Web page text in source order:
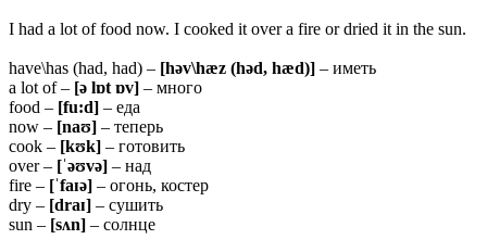
I had a lot of food now. I cooked it over a fire or dried it in the sun.
have\has (had, had) – [həv\hæz (həd, hæd)] – иметь
a lot of – [ə lɒt ɒv] – много
food – [fu:d] – еда
now – [naʊ] – теперь
cook – [kʊk] – готовить
over – [ˈəʊvə] – над
fire – [ˈfaɪə] – огонь, костер
dry – [draɪ] – сушить
sun – [sʌn] – солнце